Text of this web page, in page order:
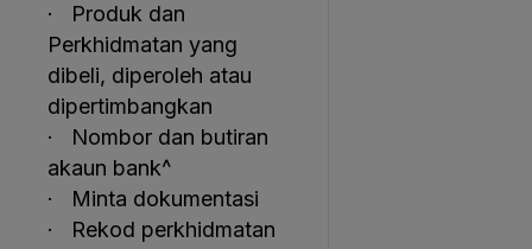
· Produk dan
Perkhidmatan yang
dibeli, diperoleh atau
dipertimbangkan
· Nombor dan butiran
akaun bank^
· Minta dokumentasi
· Rekod perkhidmatan